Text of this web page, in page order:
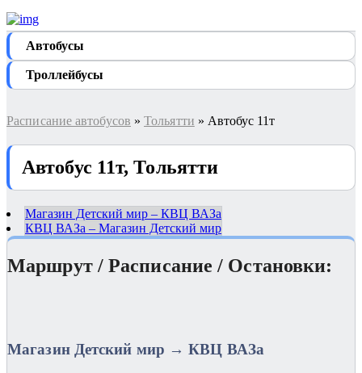
Автобуcы
Троллейбусы
Расписание автобусов » Тольятти » Автобус 11т
Автобус 11т, Тольятти
Магазин Детский мир – КВЦ ВАЗа
КВЦ ВАЗа – Магазин Детский мир
Маршрут / Расписание / Остановки:
Магазин Детский мир → КВЦ ВАЗа